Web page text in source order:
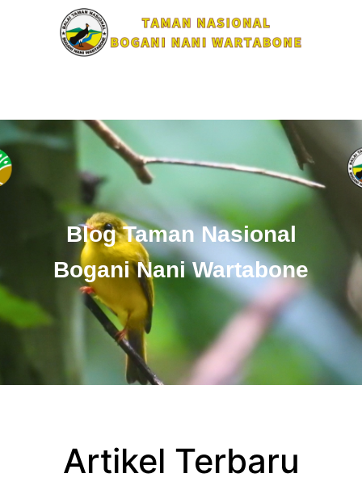
Blog Taman Nasional
Bogani Nani Wartabone
Artikel Terbaru